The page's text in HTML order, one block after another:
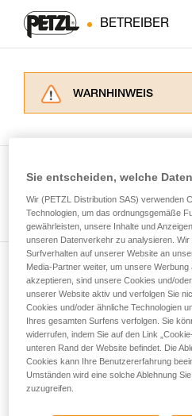
BETREIBER
WARNHINWEIS
ziehen. Um diese
der
Informationen richtig
Die Beherrschung
entsprechende
Training voraus.
einem Profi, ob Sie in
Vorgang alleine sicher
Sie ihn eigenständig
Wir geben Beispiele für
verbundenen
noch andere
beschrieben werden.
Alle Techniken
Newsletter
und auf dem Laufenden bleiben
Email *
Sie entscheiden, welche
Wir (PETZL Distribution SAS) verwenden
Technologien, um das ordnungsgemäße
gewährleisten, unsere Inhalte und
unseren Datenverkehr zu analysieren.
Surfverhalten auf unserer Website an
Media-Partner weiter, um unsere
akzeptieren, sind unsere Cookies und/
unserer Website aktiv und verfolgen Sie
Cookies und/oder ähnliche Technologien
Ihres gesamten Surfens verfolgen. Sie
widerrufen, indem Sie auf den Link
unteren Rand der Website befindet. Die
Cookies kann Ihre Benutzererfahrung
Umständen wird eine solche Ablehnung
zuzugreifen.